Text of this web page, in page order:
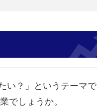
い？」というテーマで
でしょうか。